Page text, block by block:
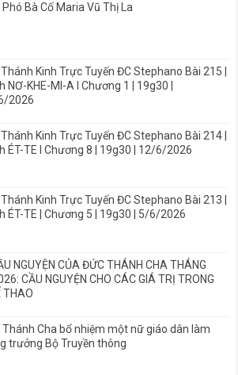
Phó Bà Cố Maria Vũ Thị La
Thánh Kinh Trực Tuyến ĐC Stephano Bài 215 |
NƠ-KHE-MI-A I Chương 1 | 19g30 |
2026
Thánh Kinh Trực Tuyến ĐC Stephano Bài 214 |
ÉT-TE I Chương 8 | 19g30 | 12/6/2026
Thánh Kinh Trực Tuyến ĐC Stephano Bài 213 |
ÉT-TE | Chương 5 | 19g30 | 5/6/2026
NGUYỆN CỦA ĐỨC THÁNH CHA THÁNG
CẦU NGUYỆN CHO CÁC GIÁ TRỊ TRONG
THAO
Cha bổ nhiệm một nữ giáo dân làm
trưởng Bộ Truyền thông